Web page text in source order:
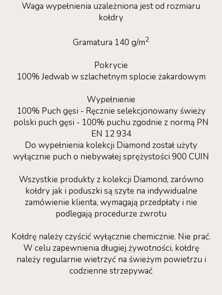
Waga wypełnienia uzależniona jest od rozmiaru
kołdry
Gramatura 140 g/m2
Pokrycie
100% Jedwab w szlachetnym splocie żakardowym
Wypełnienie
100% Puch gęsi - Ręcznie selekcjonowany świeży
polski puch gęsi - 100% puchu zgodnie z normą PN
EN 12 934
Do wypełnienia kolekcji Diamond został użyty
wyłącznie puch o niebywałej sprężystości 900 CUIN
Wszystkie produkty z kolekcji Diamond, zarówno
kołdry jak i poduszki są szyte na indywidualne
zamówienie klienta, wymagają przedpłaty i nie
podlegają procedurze zwrotu
Kołdrę należy czyścić wyłącznie chemicznie. Nie prać.
W celu zapewnienia długiej żywotności, kołdrę
należy regularnie wietrzyć na świeżym powietrzu i
codzienne strzepywać